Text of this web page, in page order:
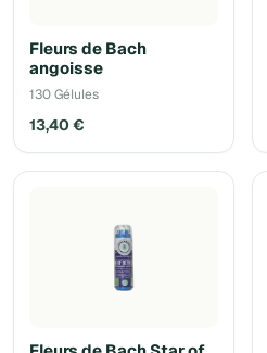
Fleurs de Bach
angoisse
130 Gélules
13,40 €